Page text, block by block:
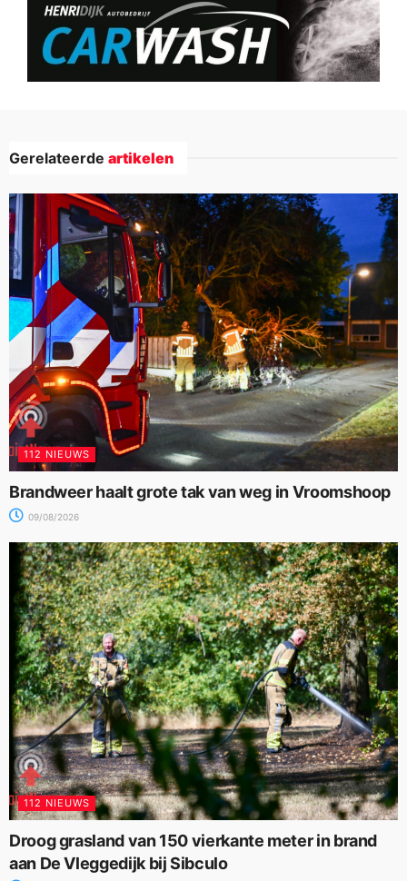
Gerelateerde artikelen
112 NIEUWS
Brandweer haalt grote tak van weg in Vroomshoop
09/08/2026
112 NIEUWS
Droog grasland van 150 vierkante meter in brand
aan De Vleggedijk bij Sibculo